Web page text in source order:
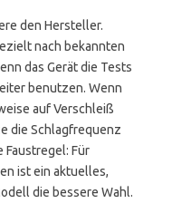
den Hersteller.
nach bekannten
das Gerät die Tests
benutzen. Wenn
auf Verschleiß
die Schlagfrequenz
Faustregel: Für
ist ein aktuelles,
die bessere Wahl.